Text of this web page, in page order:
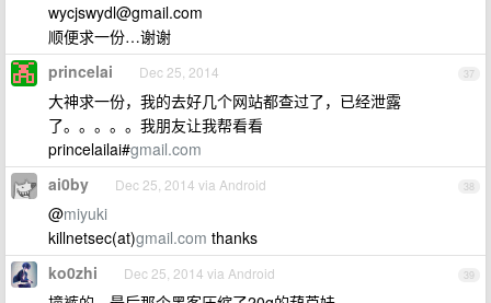
wycjswydl@gmail.com
顺便求一份…谢谢
37
princelai Dec 25, 2014
大神求一份，我的去好几个网站都查过了，已经泄露
了。。。。。我朋友让我帮看看
princelailai#gmail.com
38
ai0by Dec 25, 2014 via Android
@miyuki
killnetsec(at)gmail.com thanks
39
ko0zhi Dec 25, 2014 via Android